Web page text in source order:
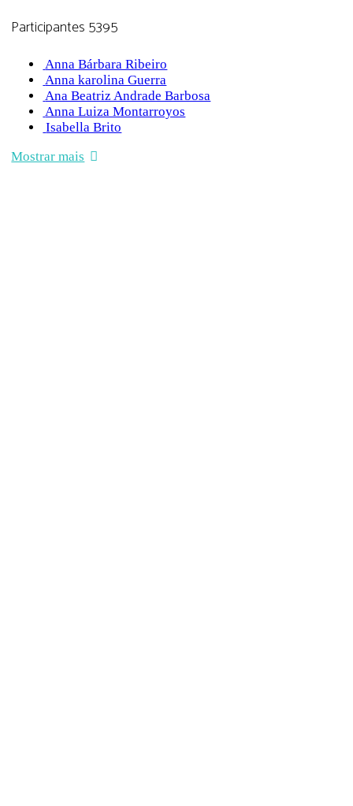
Participantes 5395
Anna Bárbara Ribeiro
Anna karolina Guerra
Ana Beatriz Andrade Barbosa
Anna Luiza Montarroyos
Isabella Brito
Mostrar mais